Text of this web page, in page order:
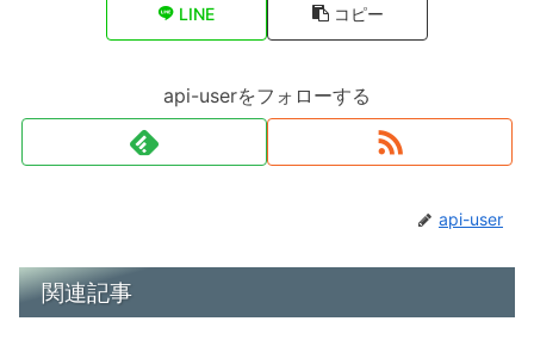
LINE コピー
api-userをフォローする
api-user
関連記事